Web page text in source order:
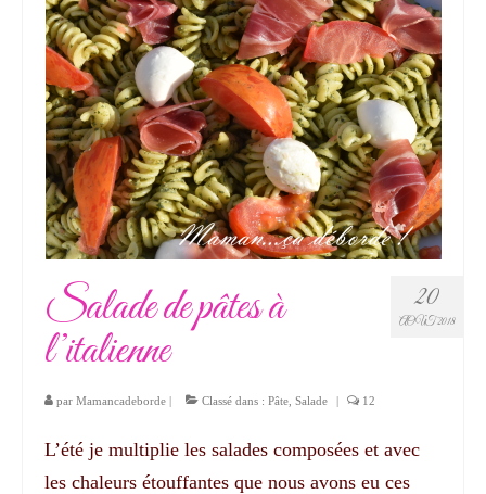
20
AOÛT 2018
Salade de pâtes à
l’italienne
par Mamancadeborde | Classé dans : Pâte Salade | 12
L’été je multiplie les salades composées et avec
les chaleurs étouffantes que nous avons eu ces